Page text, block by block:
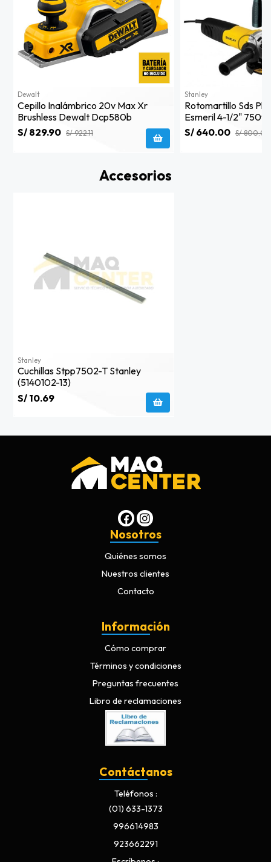
Dewalt
Cepillo Inalámbrico 20v Max Xr
Brushless Dewalt Dcp580b
S/ 829.90 S/ 922.11
Stanley
Rotomartillo Sds
Esmeril 4-1/2" 750w
Cinceles Stanley
S/ 640.00 S/ 800.00
Accesorios
Stanley
Cuchillas Stpp7502-T Stanley
(5140102-13)
S/ 10.69
Nosotros
Quiénes somos
Nuestros clientes
Contacto
Información
Cómo comprar
Términos y condiciones
Preguntas frecuentes
Libro de reclamaciones
Contáctanos
Teléfonos
(01) 633-1373
996614983
923662291